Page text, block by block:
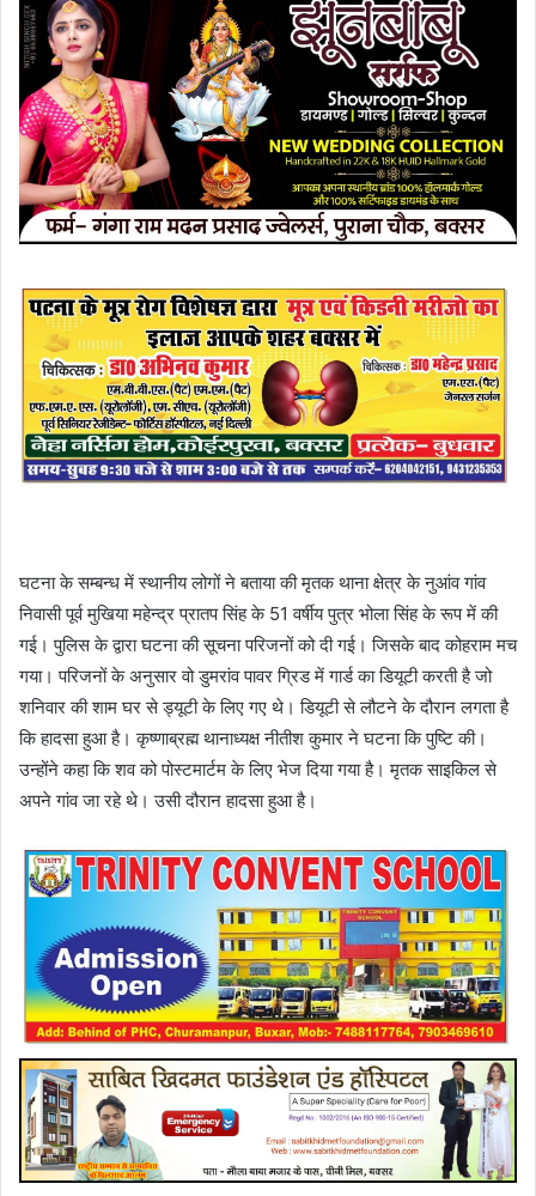
घटना के सम्बन्ध में स्थानीय लोगों ने बताया की मृतक थाना क्षेत्र के नुआंव गांव
निवासी पूर्व मुखिया महेन्द्र प्रातप सिंह के 51 वर्षीय पुत्र भोला सिंह के रूप में की
गई। पुलिस के द्वारा घटना की सूचना परिजनों को दी गई। जिसके बाद कोहराम मच
गया। परिजनों के अनुसार वो डुमरांव पावर ग्रिड में गार्ड का डियूटी करती है जो
शनिवार की शाम घर से ड्यूटी के लिए गए थे। डियूटी से लौटने के दौरान लगता है
कि हादसा हुआ है। कृष्णाब्रह्म थानाध्यक्ष नीतीश कुमार ने घटना कि पुष्टि की।
उन्होंने कहा कि शव को पोस्टमार्टम के लिए भेज दिया गया है। मृतक साइकिल से
अपने गांव जा रहे थे। उसी दौरान हादसा हुआ है।